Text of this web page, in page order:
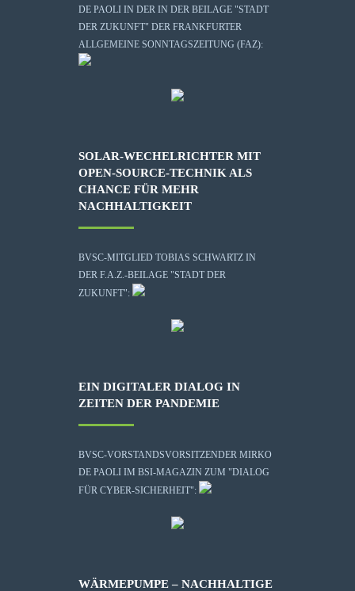
DE PAOLI IN DER IN DER BEILAGE "STADT
DER ZUKUNFT" DER FRANKFURTER
ALLGEMEINE SONNTAGSZEITUNG (FAZ):
SOLAR-WECHELRICHTER MIT
OPEN-SOURCE-TECHNIK ALS
CHANCE FÜR MEHR
NACHHALTIGKEIT
BVSC-MITGLIED TOBIAS SCHWARTZ IN
DER F.A.Z.-BEILAGE "STADT DER
ZUKUNFT":
EIN DIGITALER DIALOG IN
ZEITEN DER PANDEMIE
BVSC-VORSTANDSVORSITZENDER MIRKO
DE PAOLI IM BSI-MAGAZIN ZUM "DIALOG
FÜR CYBER-SICHERHEIT":
WÄRMEPUMPE – NACHHALTIGE